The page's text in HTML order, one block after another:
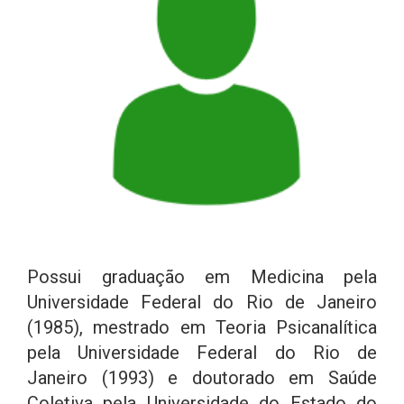
Possui graduação em Medicina pela
Universidade Federal do Rio de Janeiro
(1985), mestrado em Teoria Psicanalítica
pela Universidade Federal do Rio de
Janeiro (1993) e doutorado em Saúde